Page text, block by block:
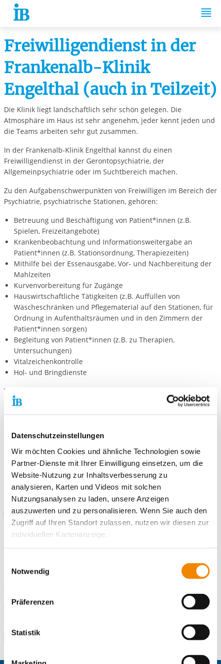
Datenschutzeinstellungen
Wir möchten Cookies und ähnliche Technologien sowie
Partner-Dienste mit Ihrer Einwilligung einsetzen, um die
Website-Nutzung zur Inhaltsverbesserung zu
analysieren, Karten und Videos mit solchen
Nutzungsanalysen zu laden, unsere Anzeigen
auszuwerten und zu personalisieren. Wenn Sie auch den
Zugriff auf Ihren Standort zulassen, nutzen wir diesen zur
individuellen Kartenanzeige.
unsere Partner Daten wie Ihre IP-Adresse und
verarbeiten diese zusammen mit Daten von anderen
Websites. Die Partner erkennen mitunter auch, wenn Sie
zum Website-Besuch verschiedene Geräte verwenden,
kann die Datenübertragung in Drittländer (insb. die USA)
nicht ausgeschlossen werden. Dort ist kein der EU
Notwendig
Präferenzen
Statistik
Springe zum Inhalt
Freiwilligendienst in der
Frankenalb-Klinik
Engelthal (auch in Teilzeit)
Die Klinik liegt landschaftlich sehr schön gelegen. Die
Atmosphäre im Haus ist sehr angenehm, jeder kennt jeden und
die Teams arbeiten sehr gut zusammen.
In der Frankenalb-Klinik Engelthal kannst du einen
Freiwilligendienst in der Gerontopsychiatrie, der
Allgemeinpsychiatrie oder im Suchtbereich machen.
Zu den Aufgabenschwerpunkten von Freiwilligen im Bereich der
Psychiatrie, psychiatrische Stationen, gehören:
Betreuung und Beschäftigung von Patient*innen (z.B.
Spielen, Freizeitangebote)
Krankenbeobachtung und Informationsweitergabe an
Patient*innen (z.B. Stationsordnung, Therapiezeiten)
Mithilfe bei der Essenausgabe, Vor- und Nachbereitung der
Mahlzeiten
Kurvenvorbereitung für Zugänge
Hauswirtschaftliche Tätigkeiten (z.B. Auffüllen von
Wäscheschränken und Pflegematerial auf den Stationen, für
Ordnung in Aufenthaltsräumen und in den Zimmern der
Patient*innen sorgen)
Begleitung von Patient*innen (z.B. zu Therapien,
Untersuchungen)
Vitalzeichenkontrolle
Hol- und Bringdienste
Wir freuen uns auf Deine Bewerbung!
. Hier kannst
die notwendigen Unterlagen (bitte im PNG-, JPG- oder PDF-
Kontaktiere uns!
E-Mail schreiben
Standort
Schanzäckerstr. 10
90443 Nürnberg
Faxnummer
0911 94536-59